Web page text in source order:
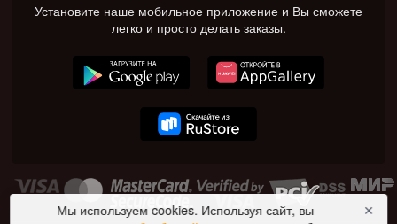
Установите наше мобильное приложение и Вы сможете
легко и просто делать заказы.
Мы используем cookies. Используя сайт, вы
✕